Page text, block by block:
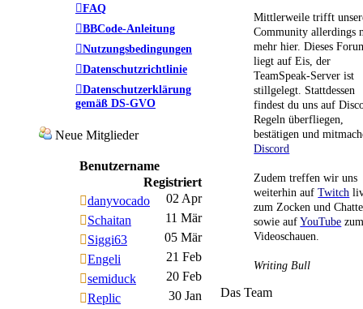
FAQ
BBCode-Anleitung
Nutzungsbedingungen
Datenschutzrichtlinie
Datenschutzerklärung
gemäß DS-GVO
Neue Mitglieder
Benutzername
Registriert
danyvocado
02 Apr
Schaitan
11 Mär
Siggi63
05 Mär
Engeli
21 Feb
semiduck
20 Feb
Replic
30 Jan
Mittlerweile trifft
Community allerdings
mehr hier. Dieses
liegt auf Eis, der
TeamSpeak-Server ist
stillgelegt. Stattdessen
findest du uns auf
Regeln überfliegen,
bestätigen und
Discord
Zudem treffen wir uns
weiterhin aufTwitch
zum Zocken und
sowie aufYouTube
Videoschauen.
Writing Bull
Das Team